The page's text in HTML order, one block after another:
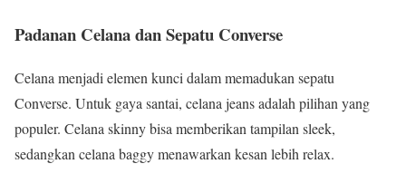
Padanan Celana dan Sepatu Converse
Celana menjadi elemen kunci dalam memadukan sepatu
Converse. Untuk gaya santai, celana jeans adalah pilihan yang
populer. Celana skinny bisa memberikan tampilan sleek,
sedangkan celana baggy menawarkan kesan lebih relax.